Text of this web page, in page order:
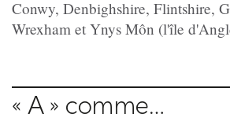
Conwy, Denbighshire, Flintshire,
Wrexham et Ynys Môn (l'île
« A » comme…